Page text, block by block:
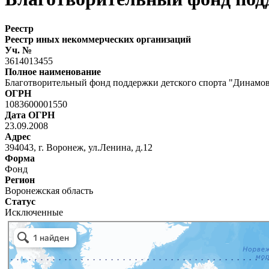
Реестр
Реестр иных некоммерческих организаций
Уч. №
3614013455
Полное наименование
Благотворительный фонд поддержки детского спорта
ОГРН
1083600001550
Дата ОГРН
23.09.2008
Адрес
394043, г. Воронеж, ул.Ленина, д.12
Форма
Фонд
Регион
Воронежская область
Статус
Исключенные